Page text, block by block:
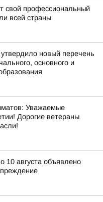
свой профессиональный
всей страны
новый перечень
основного и
Уважаемые
Дорогие ветераны
10 августа объявлено